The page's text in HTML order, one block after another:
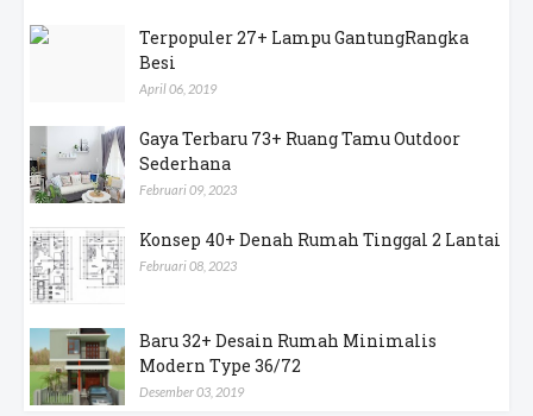
Terpopuler 27+ Lampu GantungRangka
Besi
April 06, 2019
Gaya Terbaru 73+ Ruang Tamu Outdoor
Sederhana
Februari 09, 2023
Konsep 40+ Denah Rumah Tinggal 2 Lantai
Februari 08, 2023
Baru 32+ Desain Rumah Minimalis
Modern Type 36/72
Desember 03, 2019